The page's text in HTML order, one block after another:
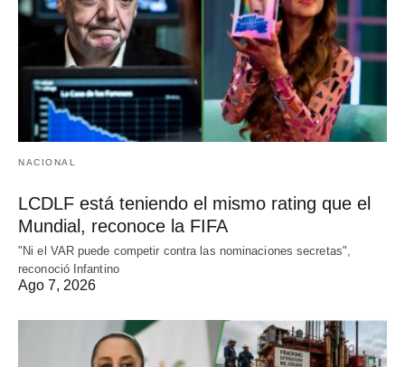
NACIONAL
LCDLF está teniendo el mismo rating que el
Mundial, reconoce la FIFA
"Ni el VAR puede competir contra las nominaciones secretas",
reconoció Infantino
Ago 7, 2026